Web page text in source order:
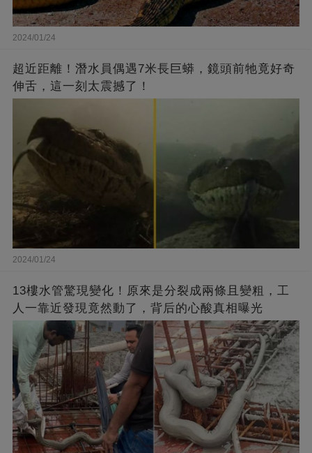
2024/01/24
超近距離！潛水員偶遇7米長巨蟒，鏡頭前牠竟好奇
伸舌，這一刻太震撼了！
2024/01/24
13樓水管驚現變化！原來是分裂成兩條且變粗，工
人一靠近發現竟然動了，背后的心酸真相曝光